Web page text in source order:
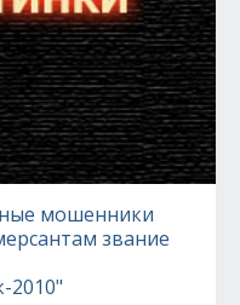
мошенники
звание
2010"